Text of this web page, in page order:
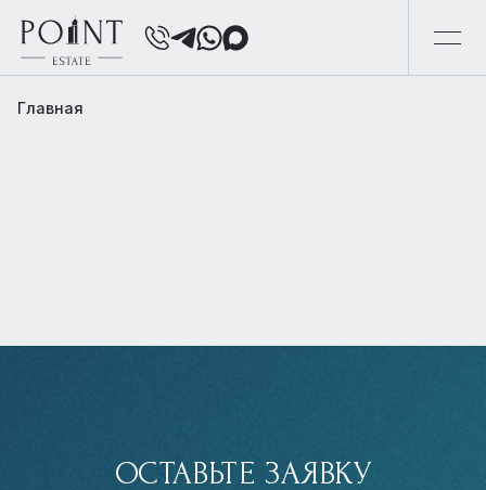
Главная
ОСТАВЬТЕ ЗАЯВКУ